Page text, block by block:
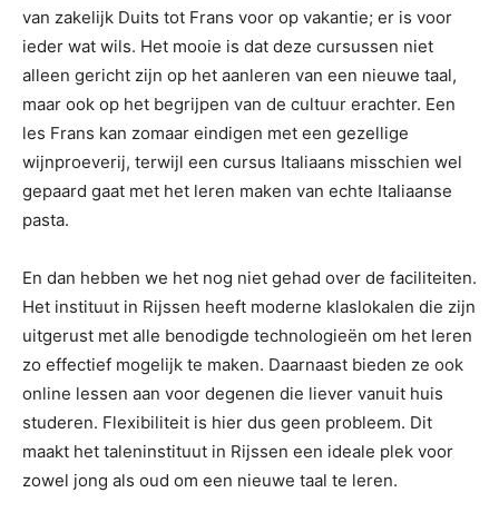
van zakelijk Duits tot Frans voor op vakantie; er is voor
ieder wat wils. Het mooie is dat deze cursussen niet
alleen gericht zijn op het aanleren van een nieuwe taal,
maar ook op het begrijpen van de cultuur erachter. Een
les Frans kan zomaar eindigen met een gezellige
wijnproeverij, terwijl een cursus Italiaans misschien wel
gepaard gaat met het leren maken van echte Italiaanse
pasta.
En dan hebben we het nog niet gehad over de faciliteiten.
Het instituut in Rijssen heeft moderne klaslokalen die zijn
uitgerust met alle benodigde technologieën om het leren
zo effectief mogelijk te maken. Daarnaast bieden ze ook
online lessen aan voor degenen die liever vanuit huis
studeren. Flexibiliteit is hier dus geen probleem. Dit
maakt het taleninstituut in Rijssen een ideale plek voor
zowel jong als oud om een nieuwe taal te leren.